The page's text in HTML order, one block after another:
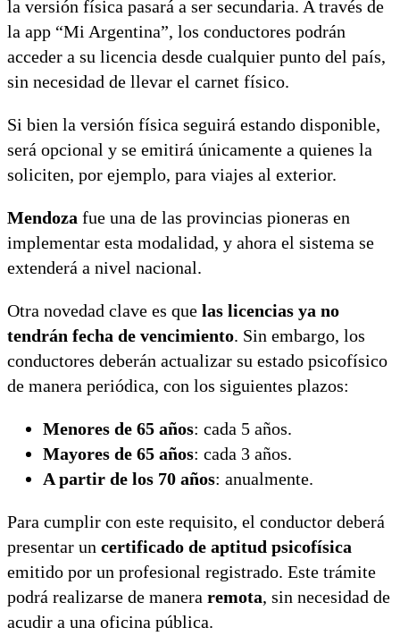
la versión física pasará a ser secundaria. A través de
la app “Mi Argentina”, los conductores podrán
acceder a su licencia desde cualquier punto del país,
sin necesidad de llevar el carnet físico.
Si bien la versión física seguirá estando disponible,
será opcional y se emitirá únicamente a quienes la
soliciten, por ejemplo, para viajes al exterior.
Mendoza fue una de las provincias pioneras en
implementar esta modalidad, y ahora el sistema se
extenderá a nivel nacional.
Otra novedad clave es que las licencias ya no
tendrán fecha de vencimiento. Sin embargo, los
conductores deberán actualizar su estado psicofísico
de manera periódica, con los siguientes plazos:
Menores de 65 años: cada 5 años.
Mayores de 65 años: cada 3 años.
A partir de los 70 años: anualmente.
Para cumplir con este requisito, el conductor deberá
presentar un certificado de aptitud psicofísica
emitido por un profesional registrado. Este trámite
podrá realizarse de manera remota, sin necesidad de
acudir a una oficina pública.